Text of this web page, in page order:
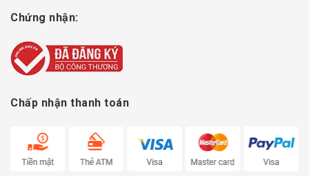
Chứng nhận:
Chấp nhận thanh toán